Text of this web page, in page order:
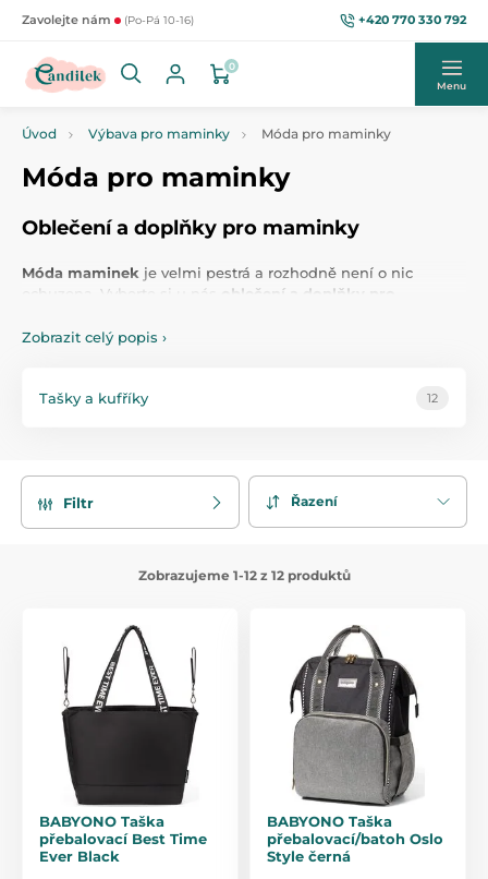
Zavolejte nám (Po-Pá 10-16) +420 770 330 792
0
Menu
Úvod Výbava pro maminky Móda pro maminky
Móda pro maminky
Oblečení a doplňky pro maminky
Móda maminek je velmi pestrá a rozhodně není o nic
ochuzena. Vyberte si u nás
oblečení a doplňky pro
funkčnosti. Našeoblečení pro maminky
se cítit pohodlně v každé situaci.
zaměřuje se na kvalitu, která je nezbytná pro každodenní
nošení. Ať už hledáte pohodlné oblečení na volný čas, nebo
Zobrazit celý popis ›
Tašky a kufříky 12
Filtr Řazení
Zobrazujeme 1-12 z 12 produktů
BABYONO Taška
přebalovací Best Time
Ever Black
BABYONO Taška
přebalovací/batoh Oslo
Style černá